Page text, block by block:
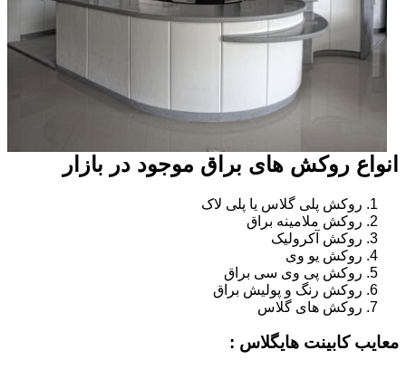
انواع روکش های براق موجود در بازار
روکش پلی گلاس یا پلی لاک
روکش ملامینه براق
روکش آکرولیک
روکش یو وی
روکش پی وی سی براق
روکش رنگ و پولیش براق
روکش های گلاس
معایب کابینت هایگلاس :